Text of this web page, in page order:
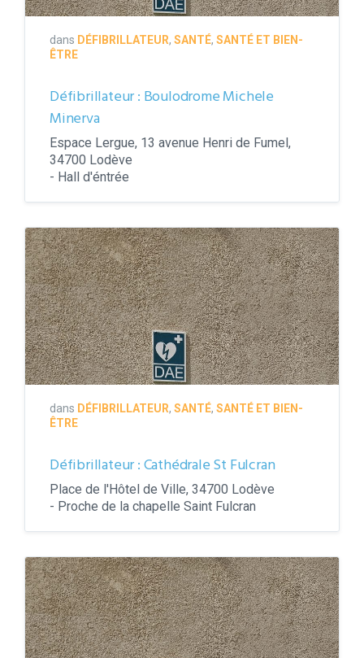
dans DÉFIBRILLATEUR, SANTÉ, SANTÉ ET BIEN-
ÊTRE
Défibrillateur : Boulodrome Michele
Minerva
Espace Lergue, 13 avenue Henri de Fumel,
34700 Lodève
- Hall d'éntrée
Défibrillateur
dans DÉFIBRILLATEUR, SANTÉ, SANTÉ ET BIEN-
ÊTRE
Défibrillateur : Cathédrale St Fulcran
Place de l'Hôtel de Ville, 34700 Lodève
- Proche de la chapelle Saint Fulcran
Défibrillateur